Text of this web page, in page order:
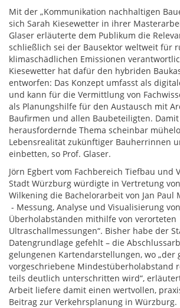
Mit der „Kommunikation nachhaltigen
sich Sarah Kiesewetter in ihrer
Glaser erläuterte dem Publikum die
schließlich sei der Bausektor weltweit für
klimaschädlichen Emissionen
Kiesewetter hat dafür den hybriden
entworfen: Das Konzept umfasst als
und kann für die Vermittlung von
als Planungshilfe für den Austausch mit
Baufirmen und allen Baubeteiligten. Damit
herausfordernde Thema scheinbar
Lebensrealität zukünftiger Bauherrinnen
einbetten, so Prof. Glaser.
Jörn Egbert vom Fachbereich Tiefbau und
Stadt Würzburg würdigte in Vertretung
Wilkening die Bachelorarbeit von Jan Paul
- Messung, Analyse und Visualisierung von
Überholabständen mithilfe von verorteten
Ultraschallmessungen“. Bisher habe der
Datengrundlage gefehlt – die
gelungenen Kartendarstellungen, wo „der
vorgeschriebene Mindestüberholabstand
teils deutlich unterschritten wird“,
Arbeit liefere damit einen wertvollen,
Beitrag zur Verkehrsplanung in Würzburg.